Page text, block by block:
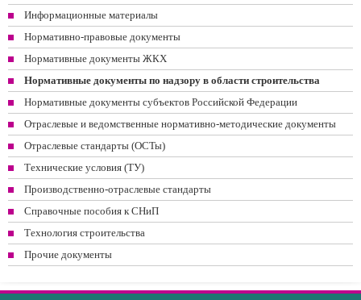
Информационные материалы
Нормативно-правовые документы
Нормативные документы ЖКХ
Нормативные документы по надзору в области строительства
Нормативные документы субъектов Российской Федерации
Отраслевые и ведомственные нормативно-методические документы
Отраслевые стандарты (ОСТы)
Технические условия (ТУ)
Производственно-отраслевые стандарты
Справочные пособия к СНиП
Технология строительства
Прочие документы